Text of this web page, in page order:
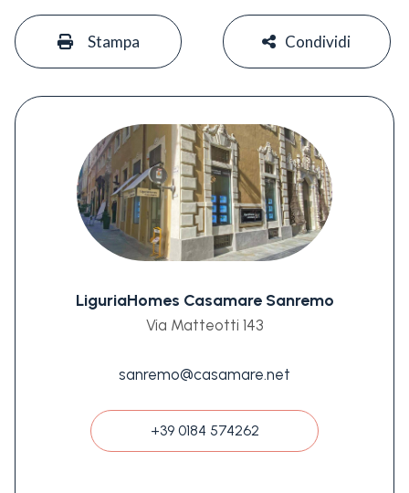
Stampa Condividi
LiguriaHomes Casamare Sanremo
Via Matteotti 143
sanremo@casamare.net
+39 0184 574262